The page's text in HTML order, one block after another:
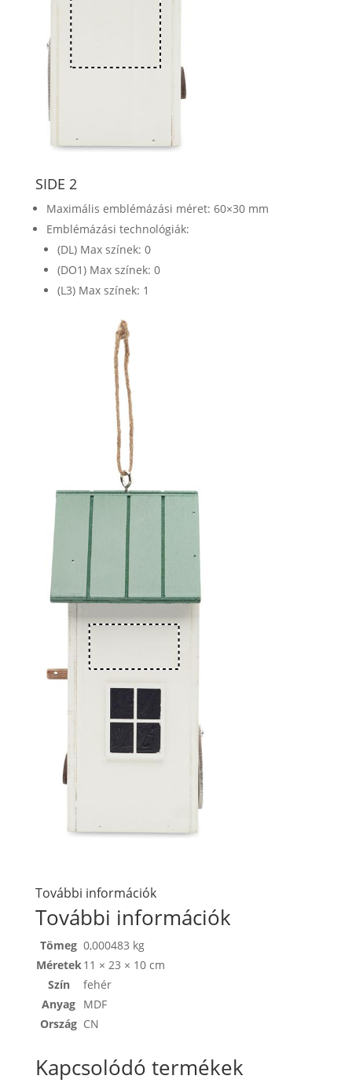
SIDE 2
Maximális emblémázási méret: 60×30 mm
Emblémázási technológiák:
(DL) Max színek: 0
(DO1) Max színek: 0
(L3) Max színek: 1
További információk
További információk
Tömeg 0,000483 kg
Méretek11 × 23 × 10 cm
Szín
fehér
Anyag MDF
Ország CN
Kapcsolódó termékek